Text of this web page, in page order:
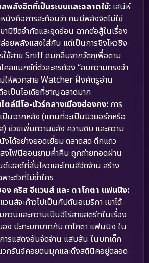
พลังจิตที่เป็นระบบและฉลาดใช้: เสน่ห์
นังคือการสะท้อนว่า คนมีพลังจิตไม่ใช่
ขามีขีดจำกัดและจุดอ่อน ฉากต่อสู้ในเรื่อง
อยพลังแสงใส่กัน แต่เป็นการชิงไหวชิง
ใช้สาย Sniff ดมกลิ่นจากวัตถุเพื่อตาม
คลแมกซ์ที่ตัวละครต้อง “ลบความทรงจำ
ม่ให้พวกสาย Watcher ฝั่งศัตรูอ่าน
เป็นไอเดียที่ชาญฉลาดมาก
ตล์นีโอ-นัวร์กลางเมืองฮ่องกง: การ
ป็นฉากหลัง (แทนที่จะเป็นนิวยอร์กหรือ
ช่วยเพิ่มความขลัง ความดิบ และความ
ได้อย่างยอดเยี่ยม ตลาดสด ตึกแถว
งไฟนีออนยามค่ำคืน ถูกถ่ายทอดผ่าน
เฮลด์ที่สั่นไหวและโทนสีจัดจ้าน สร้าง
ะตัวที่ไม่ซ้ำใคร
ง คริส อีแวนส์ และ ดาโกตา แฟนนิง:
นส์จะก้าวไปเป็นกัปตันอเมริกา เขาได้
กวนและความเป็นฮีโร่สายสตรีทในเรื่อง
อง ปะทะบทบาทกับ ดาโกตา แฟนนิง ใน
ารแสดงอันจัดจ้าน แสบสัน ในบทเด็ก
วกรันจ์คอยตบมุกและดึงสตินิคอยู่ตลอด